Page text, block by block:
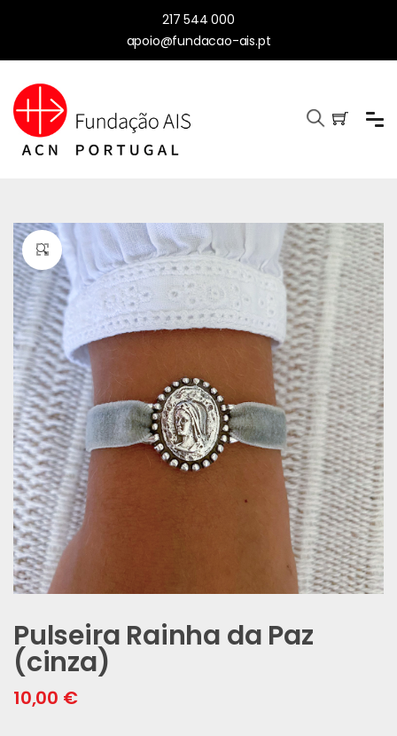
217 544 000
apoio@fundacao-ais.pt
🔍
Pulseira Rainha da Paz
(cinza)
10,00 €